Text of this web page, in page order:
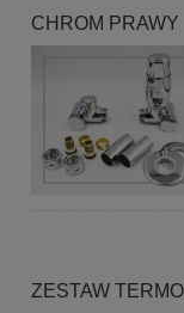
CHROM PRAWY
ZESTAW